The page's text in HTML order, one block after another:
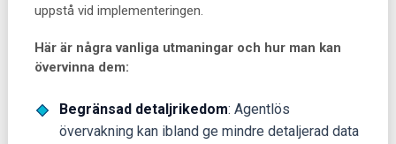
uppstå vid implementeringen.
Här är några vanliga utmaningar och hur man kan
övervinna dem:
Begränsad detaljrikedom: Agentlös
övervakning kan ibland ge mindre detaljerad data